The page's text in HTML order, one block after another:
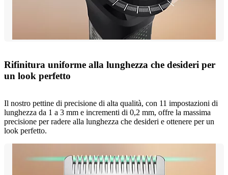
Rifinitura uniforme alla lunghezza che desideri per
un look perfetto
Il nostro pettine di precisione di alta qualità, con 11 impostazioni di
lunghezza da 1 a 3 mm e incrementi di 0,2 mm, offre la massima
precisione per radere alla lunghezza che desideri e ottenere per un
look perfetto.